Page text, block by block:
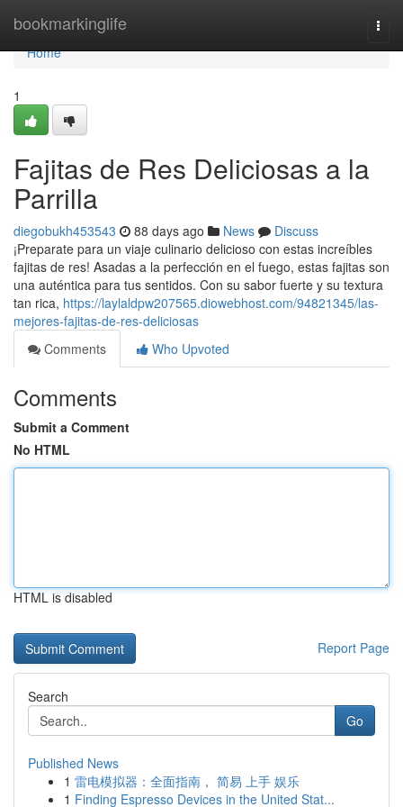
bookmarkinglife
Home
Home
1
Fajitas de Res Deliciosas a la
Parrilla
diegobukh453543 88 days ago News
Discuss
¡Preparate para un viaje culinario delicioso con estas increíbles
fajitas de res! Asadas a la perfección en el fuego, estas fajitas son
una auténtica para tus sentidos. Con su sabor fuerte y su textura
tan rica, https://laylaldpw207565.diowebhost.com/94821345/las-
mejores-fajitas-de-res-deliciosas
Comments
Who Upvoted
Comments
Submit a Comment
No HTML
HTML is disabled
Report Page
Search
Go
Published News
1 雷电模拟器：全面指南， 简易 上手 娱乐
1 Finding Espresso Devices in the United Stat...